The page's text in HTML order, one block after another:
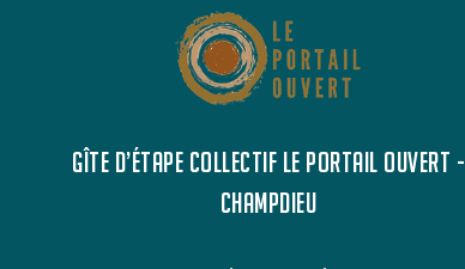
GÎTE D’ÉTAPE COLLECTIF LE PORTAIL OUVERT -
CHAMPDIEU